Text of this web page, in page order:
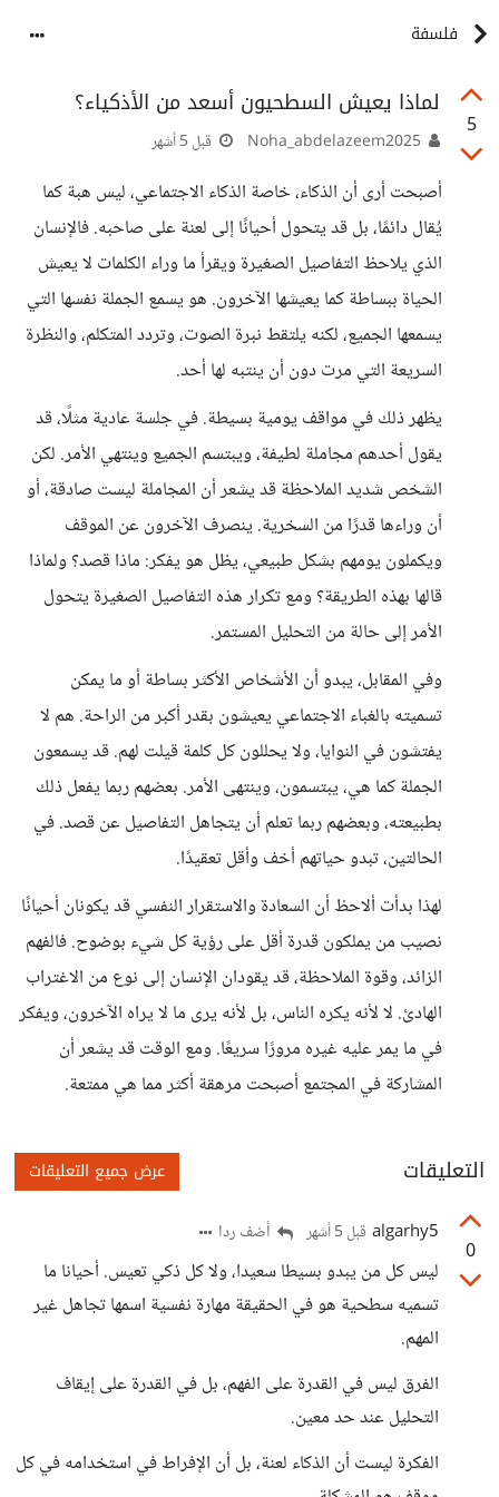
فلسفة
5
لماذا يعيش السطحيون أسعد من الأذكياء؟
قبل 5 أشهر
أصبحت أرى أن الذكاء، خاصة الذكاء الاجتماعي، ليس هبة كما
يُقال دائمًا، بل قد يتحول أحيانًا إلى لعنة على صاحبه. فالإنسان
الذي يلاحظ التفاصيل الصغيرة ويقرأ ما وراء الكلمات لا يعيش
الحياة ببساطة كما يعيشها الآخرون. هو يسمع الجملة نفسها التي
يسمعها الجميع، لكنه يلتقط نبرة الصوت، وتردد المتكلم، والنظرة
السريعة التي مرت دون أن ينتبه لها أحد.
يظهر ذلك في مواقف يومية بسيطة. في جلسة عادية مثلًا، قد
يقول أحدهم مجاملة لطيفة، ويبتسم الجميع وينتهي الأمر. لكن
الشخص شديد الملاحظة قد يشعر أن المجاملة ليست صادقة، أو
أن وراءها قدرًا من السخرية. ينصرف الآخرون عن الموقف
ويكملون يومهم بشكل طبيعي، يظل هو يفكر: ماذا قصد؟ ولماذا
قالها بهذه الطريقة؟ ومع تكرار هذه التفاصيل الصغيرة يتحول
الأمر إلى حالة من التحليل المستمر.
وفي المقابل، يبدو أن الأشخاص الأكثر بساطة أو ما يمكن
تسميته بالغباء الاجتماعي يعيشون بقدر أكبر من الراحة. هم لا
يفتشون في النوايا، ولا يحللون كل كلمة قيلت لهم. قد يسمعون
الجملة كما هي، يبتسمون، وينتهى الأمر. بعضهم ربما يفعل ذلك
بطبيعته، وبعضهم ربما تعلم أن يتجاهل التفاصيل عن قصد. في
الحالتين، تبدو حياتهم أخف وأقل تعقيدًا.
لهذا بدأت ألاحظ أن السعادة والاستقرار النفسي قد يكونان أحيانًا
نصيب من يملكون قدرة أقل على رؤية كل شيء بوضوح. فالفهم
الزائد، وقوة الملاحظة، قد يقودان الإنسان إلى نوع من الاغتراب
الهادئ. لا لأنه يكره الناس، بل لأنه يرى ما لا يراه الآخرون، ويفكر
في ما يمر عليه غيره مرورًا سريعًا. ومع الوقت قد يشعر أن
المشاركة في المجتمع أصبحت مرهقة أكثر مما هي ممتعة.
التعليقات عرض جميع التعليقات
0
algarhy5 قبل 5 أشهر أضف ردا
ليس كل من يبدو بسيطا سعيدا، ولا كل ذكي تعيس. أحيانا ما
تسميه سطحية هو في الحقيقة مهارة نفسية اسمها تجاهل غير
المهم.
الفرق ليس في القدرة على الفهم، بل في القدرة على إيقاف
التحليل عند حد معين.
الفكرة ليست أن الذكاء لعنة، بل أن الإفراط في استخدامه في كل